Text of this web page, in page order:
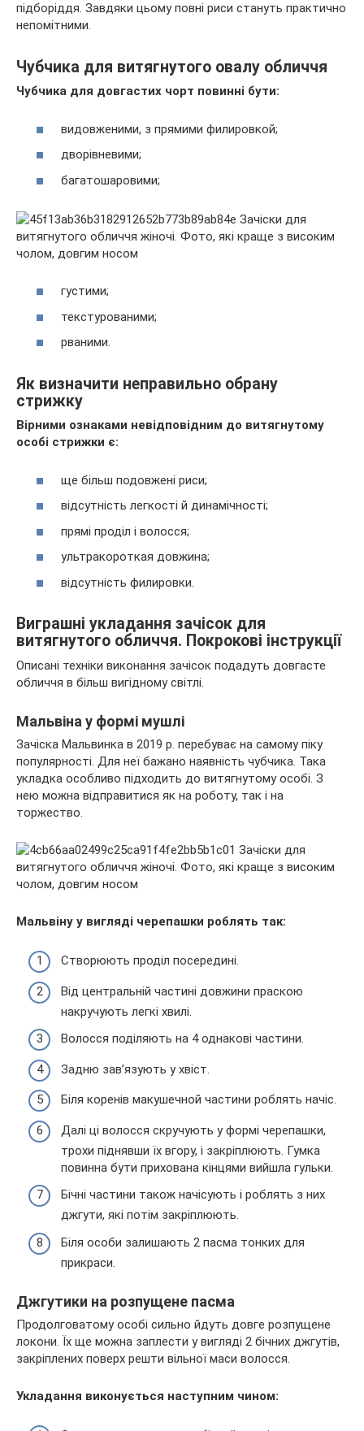
підборіддя. Завдяки цьому повні риси стануть практично
непомітними.
Чубчика для витягнутого овалу обличчя
Чубчика для довгастих чорт повинні бути:
видовженими, з прямими филировкой;
дворівневими;
багатошаровими;
густими;
текстурованими;
рваними.
Як визначити неправильно обрану
стрижку
Вірними ознаками невідповідним до витягнутому
особі стрижки є:
ще більш подовжені риси;
відсутність легкості й динамічності;
прямі проділ і волосся;
ультракороткая довжина;
відсутність филировки.
Виграшні укладання зачісок для
витягнутого обличчя. Покрокові інструкції
Описані техніки виконання зачісок подадуть довгасте
обличчя в більш вигідному світлі.
Мальвіна у формі мушлі
Зачіска Мальвинка в 2019 р. перебуває на самому піку
популярності. Для неї бажано наявність чубчика. Така
укладка особливо підходить до витягнутому особі. З
нею можна відправитися як на роботу, так і на
торжество.
Мальвіну у вигляді черепашки роблять так:
Створюють проділ посередині.
Від центральній частині довжини праскою
накручують легкі хвилі.
Волосся поділяють на 4 однакові частини.
Задню зав’язують у хвіст.
Біля коренів макушечной частини роблять начіс.
Далі ці волосся скручують у формі черепашки,
трохи піднявши їх вгору, і закріплюють. Гумка
повинна бути прихована кінцями вийшла гульки.
Бічні частини також начісують і роблять з них
джгути, які потім закріплюють.
Біля особи залишають 2 пасма тонких для
прикраси.
Джгутики на розпущене пасма
Продолговатому особі сильно йдуть довге розпущене
локони. Їх ще можна заплести у вигляді 2 бічних джгутів,
закріплених поверх решти вільної маси волосся.
Укладання виконується наступним чином: